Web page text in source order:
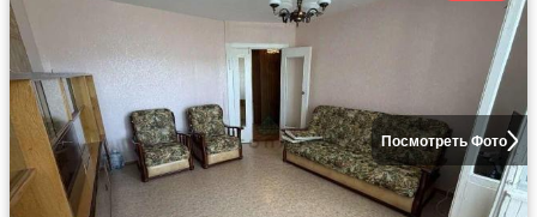
Посмотреть Фото